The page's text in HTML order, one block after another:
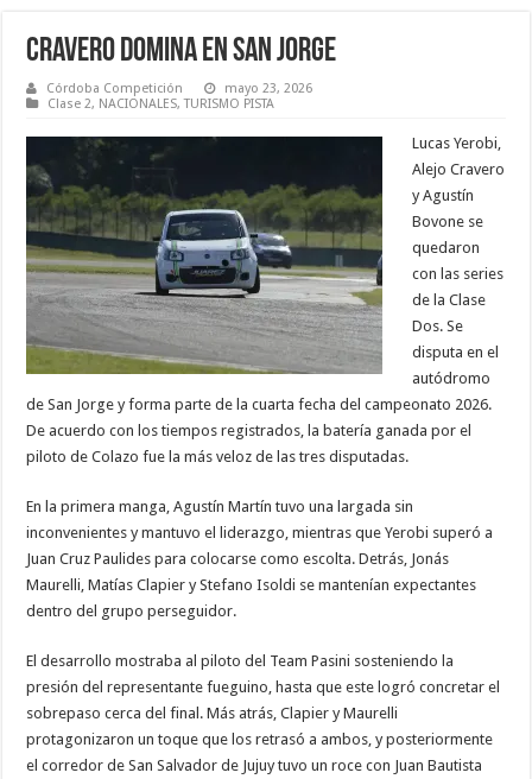
CRAVERO DOMINA EN SAN JORGE
Córdoba Competición
mayo 23, 2026
Clase 2, NACIONALES,TURISMO PISTA
Lucas Yerobi,
Alejo Cravero
y Agustín
Bovone se
quedaron
con las series
de la Clase
Dos. Se
disputa en el
autódromo
de San Jorge y forma parte de la cuarta fecha del campeonato 2026.
De acuerdo con los tiempos registrados, la batería ganada por el
piloto de Colazo fue la más veloz de las tres disputadas.
En la primera manga, Agustín Martín tuvo una largada sin
inconvenientes y mantuvo el liderazgo, mientras que Yerobi superó a
Juan Cruz Paulides para colocarse como escolta. Detrás, Jonás
Maurelli, Matías Clapier y Stefano Isoldi se mantenían expectantes
dentro del grupo perseguidor.
El desarrollo mostraba al piloto del Team Pasini sosteniendo la
presión del representante fueguino, hasta que este logró concretar el
sobrepaso cerca del final. Más atrás, Clapier y Maurelli
protagonizaron un toque que los retrasó a ambos, y posteriormente
el corredor de San Salvador de Jujuy tuvo un roce con Juan Bautista